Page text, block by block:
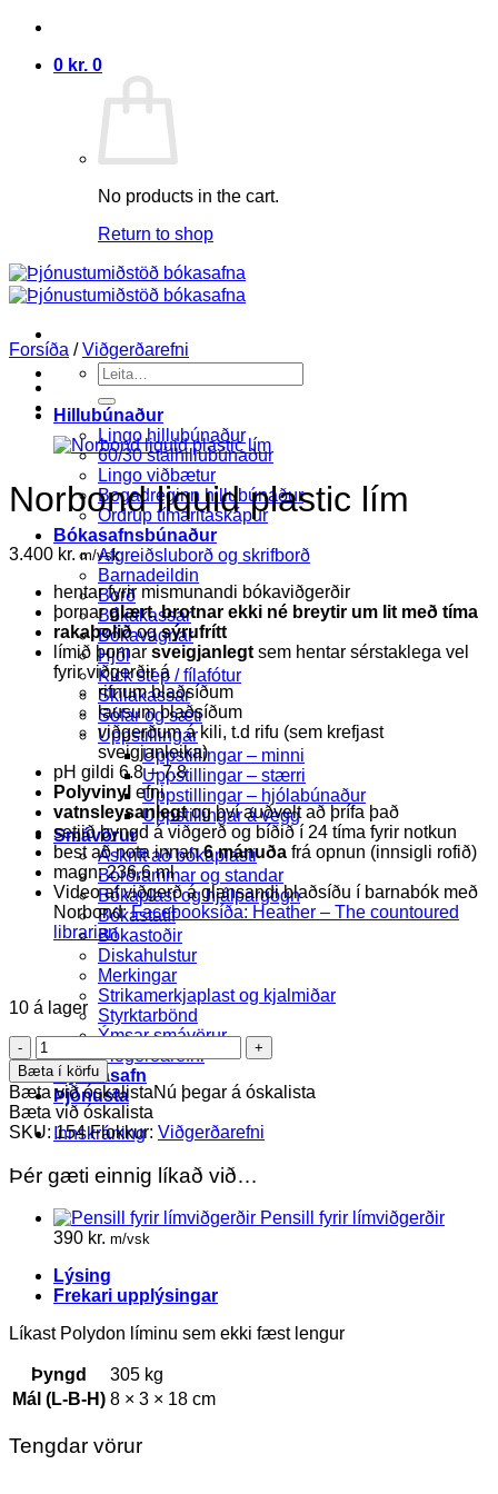
Skip
content
0 kr. 0
No products in the cart.
Return to shop
Search
for:
Hillubúnaður
Lingo hillubúnaður
60/30 stálhillubúnaður
Lingo viðbætur
Bogadreginn hillubúnaður
Ordrup tímaritaskápur
Bókasafnsbúnaður
Afgreiðsluborð og skrifborð
Barnadeildin
Borð
Bókakassar
Bókavagnar
Hjól
Kick step / fílafótur
Skilakassar
Sófar og sæti
Uppstillingar
Uppstillingar – minni
Uppstillingar – stærri
Uppstillingar – hjólabúnaður
Uppstillingar á vegg
Smávörur
Áskrift að bókaplasti
Borðrammar og standar
Bókaplast og hjálpargögn
Bókastatíf
Bókastoðir
Diskahulstur
Merkingar
Strikamerkjaplast og kjalmiðar
Styrktarbönd
Ýmsar smávörur
Viðgerðarefni
Myndasafn
Þjónusta
Innskráning
Forsíða / Viðgerðarefni
Norbond liquid plastic lím
3.400 kr. m/vsk
hentar fyrir mismunandi bókaviðgerðir
þornarglært,brotnar ekki né breytir um lit með tíma
rakaþoliðogsýrufrítt
límið þornar sveigjanlegt sem hentar sérstaklega vel
fyrir viðgerðir á
rifnum blaðsíðum
lausum blaðsíðum
viðgerðum á kili, t.d rifu (sem krefjast
sveigjanleika)
pH gildi 6.8 – 7.8
Polyvinyl efni
vatnsleysanlegtog því auðvelt að þrífa það
setjið þyngd á viðgerð og bíðið í 24 tíma fyrir notkun
best að nota innan6 mánuða frá opnun (innsigli rofið)
magn: 236,6 ml
Video af viðgerð á glansandi blaðsíðu í barnabók með
Norbond:Facebooksíða: Heather – The countoured
librarian
10 á lager
Norbond
liquid
plastic
lím
quantity
Bæta í körfu
Bæta við óskalistaNú þegar á óskalista
Bæta við óskalista
SKU:154 Flokkur: Viðgerðarefni
Þér gæti einnig líkað við…
Pensill fyrir límviðgerðir
390 kr. m/vsk
Lýsing
Frekari upplýsingar
Líkast Polydon líminu sem ekki fæst lengur
Þyngd
305 kg
Mál (L-B-H) 8 × 3 × 18 cm
Tengdar vörur